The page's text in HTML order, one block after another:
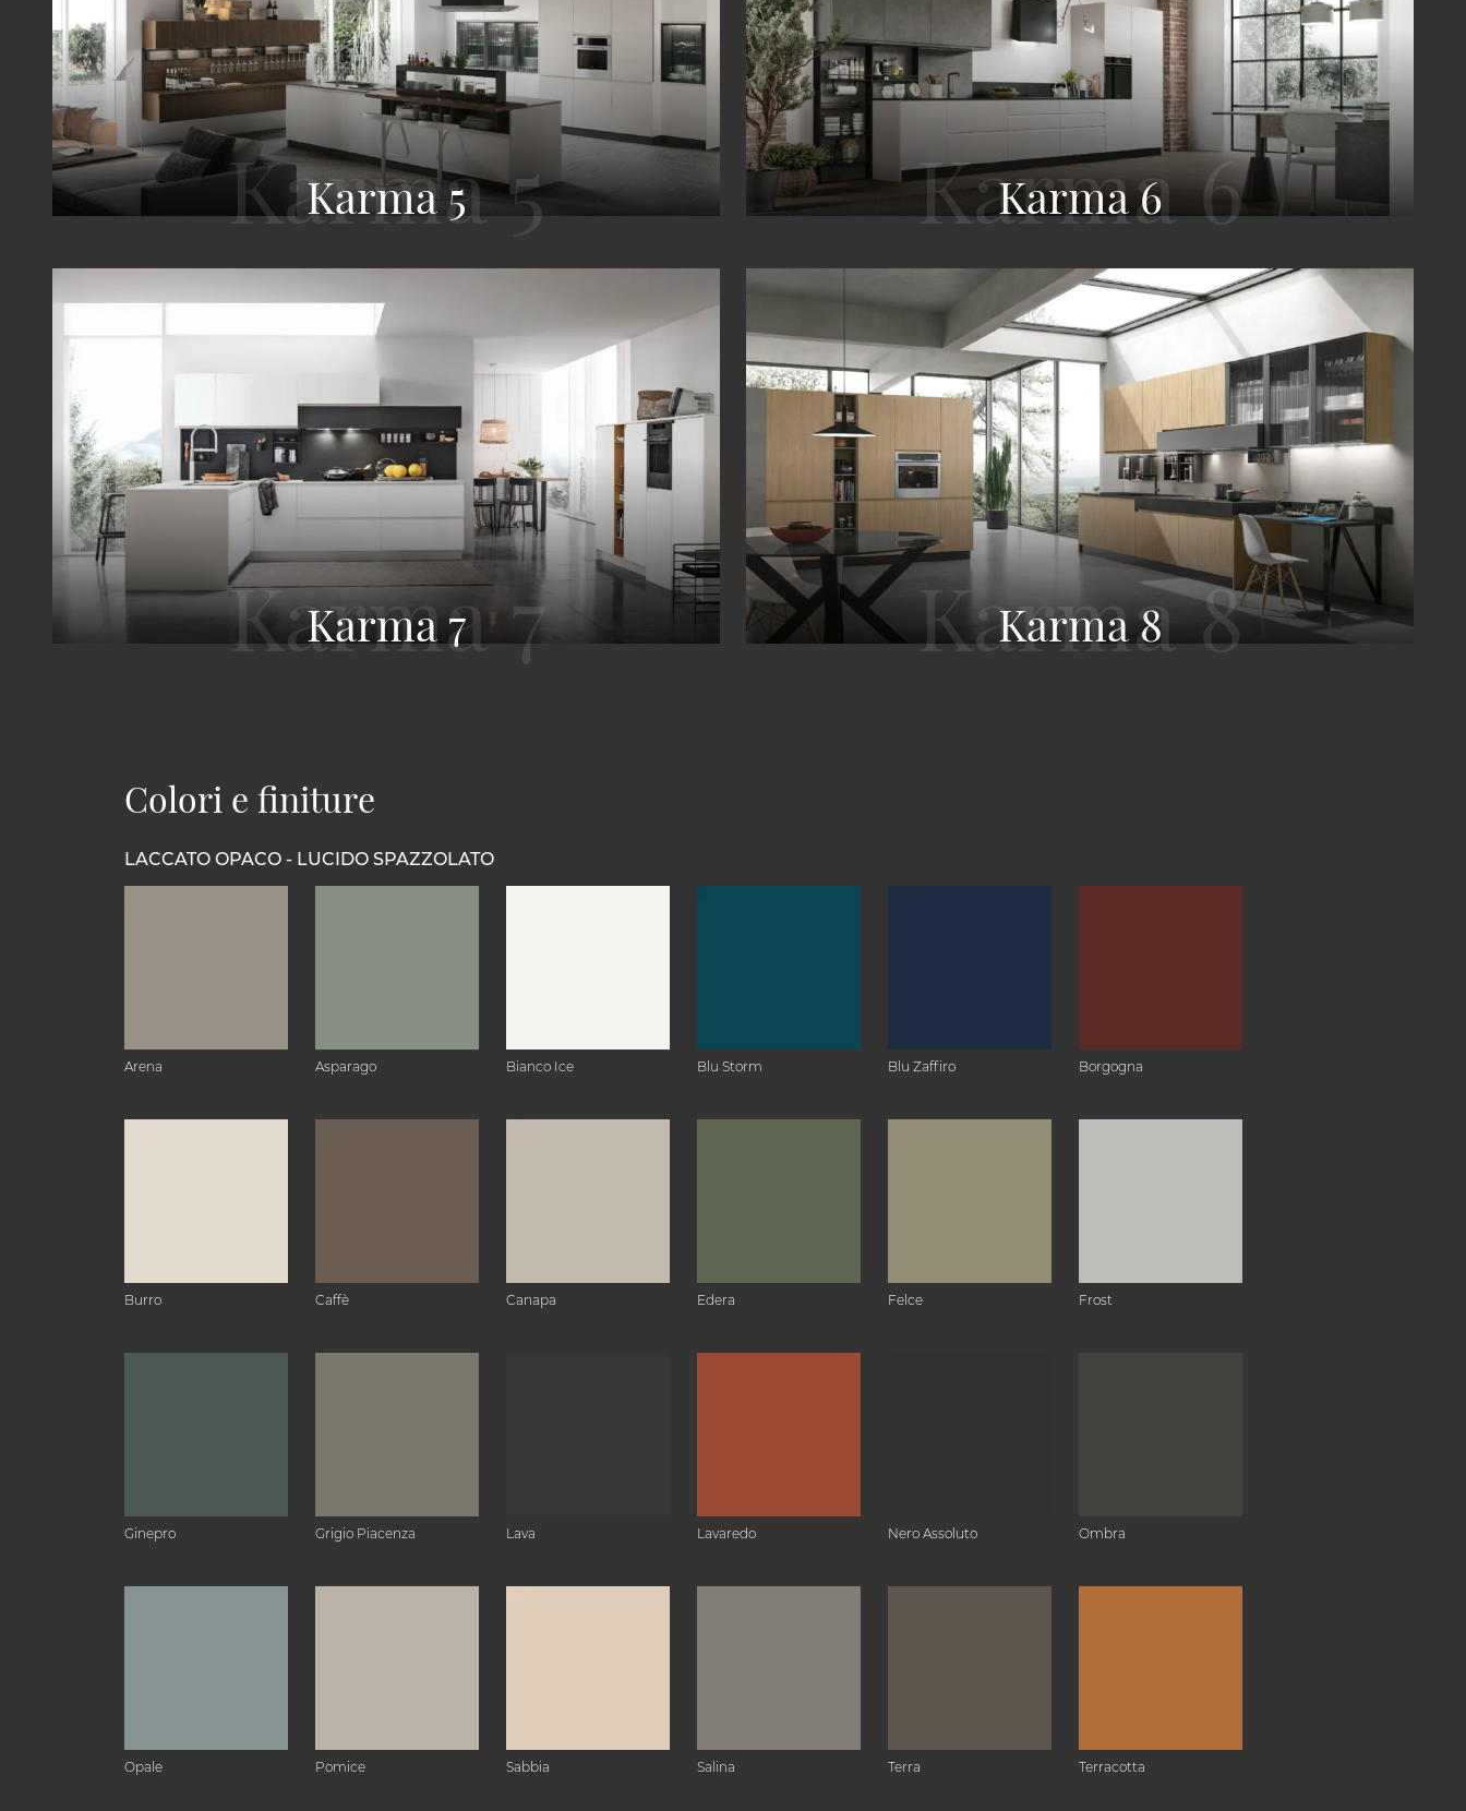
Karma 5 Karma 6
Karma 7 Karma 8
Colori e finiture
LACCATO OPACO - LUCIDO SPAZZOLATO
Arena Asparago Bianco Ice Blu Storm Blu Zaffiro Borgogna
Burro Caffè Canapa Edera Felce Frost
Ginepro Grigio Piacenza Lava Lavaredo Nero Assoluto Ombra
Opale Pomice Sabbia Salina Terra Terracotta